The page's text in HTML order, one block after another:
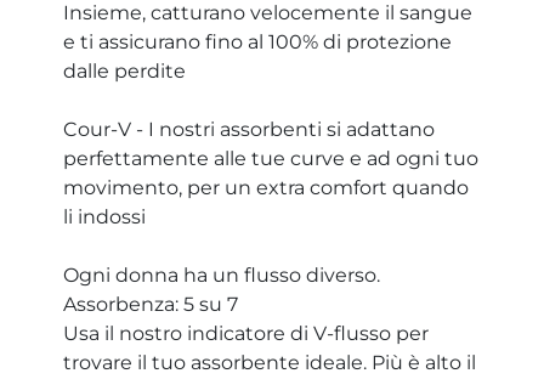
Insieme, catturano velocemente il sangue
e ti assicurano fino al 100% di protezione
dalle perdite
Cour-V - I nostri assorbenti si adattano
perfettamente alle tue curve e ad ogni tuo
movimento, per un extra comfort quando
li indossi
Ogni donna ha un flusso diverso.
Assorbenza: 5 su 7
Usa il nostro indicatore di V-flusso per
trovare il tuo assorbente ideale. Più è alto il